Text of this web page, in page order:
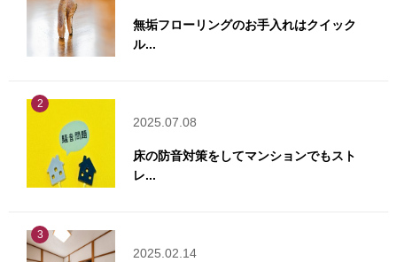
無垢フローリングのお手入れはクイック
ル...
2
2025.07.08
床の防音対策をしてマンションでもスト
レ...
3
2025.02.14